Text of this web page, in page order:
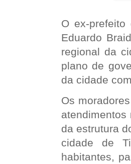
O ex-
Eduardo
regional da
plano de
da cidade
Os
atendimentos
da estrutura
cidade de
habitantes,